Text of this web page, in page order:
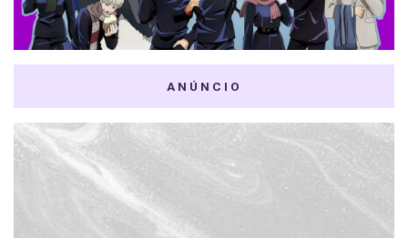
ANÚNCIO